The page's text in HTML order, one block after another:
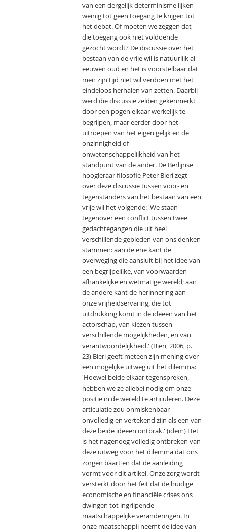
van een dergelijk determinisme lijken
weinig tot geen toegang te krijgen tot
het debat. Of moeten we zeggen dat
die toegang ook niet voldoende
gezocht wordt? De discussie over het
bestaan van de vrije wil is natuurlijk al
eeuwen oud en het is voorstelbaar dat
men zijn tijd niet wil verdoen met het
eindeloos herhalen van zetten. Daarbij
werd die discussie zelden gekenmerkt
door een pogen elkaar werkelijk te
begrijpen, maar eerder door het
uitroepen van het eigen gelijk en de
onzinnigheid of
onwetenschappelijkheid van het
standpunt van de ander. De Berlijnse
hoogleraar filosofie Peter Bieri zegt
over deze discussie tussen voor- en
tegenstanders van het bestaan van een
vrije wil het volgende: 'We staan
tegenover een conflict tussen twee
gedachtegangen die uit heel
verschillende gebieden van ons denken
stammen: aan de ene kant de
overweging die aansluit bij het idee van
een begrijpelijke, van voorwaarden
afhankelijke en wetmatige wereld; aan
de andere kant de herinnering aan
onze vrijheidservaring, die tot
uitdrukking komt in de ideeën van het
actorschap, van kiezen tussen
verschillende mogelijkheden, en van
verantwoordelijkheid.' (Bieri, 2006, p.
23) Bieri geeft meteen zijn mening over
een mogelijke uitweg uit het dilemma:
'Hoewel beide elkaar tegenspreken,
hebben we ze allebei nodig om onze
positie in de wereld te articuleren. Deze
articulatie zou onmiskenbaar
onvolledig en vertekend zijn als een van
deze beide ideeën ontbrak.' (idem) Het
is het nagenoeg volledig ontbreken van
deze uitweg voor het dilemma dat ons
zorgen baart en dat de aanleiding
vormt voor dit artikel. Onze zorg wordt
versterkt door het feit dat de huidige
economische en financiële crises ons
dwingen tot ingrijpende
maatschappelijke veranderingen. In
onze maatschappij neemt de idee van